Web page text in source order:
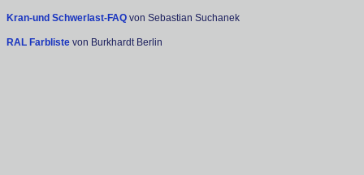
Kran-und Schwerlast-FAQ von Sebastian Suchanek
RAL Farbliste von Burkhardt Berlin